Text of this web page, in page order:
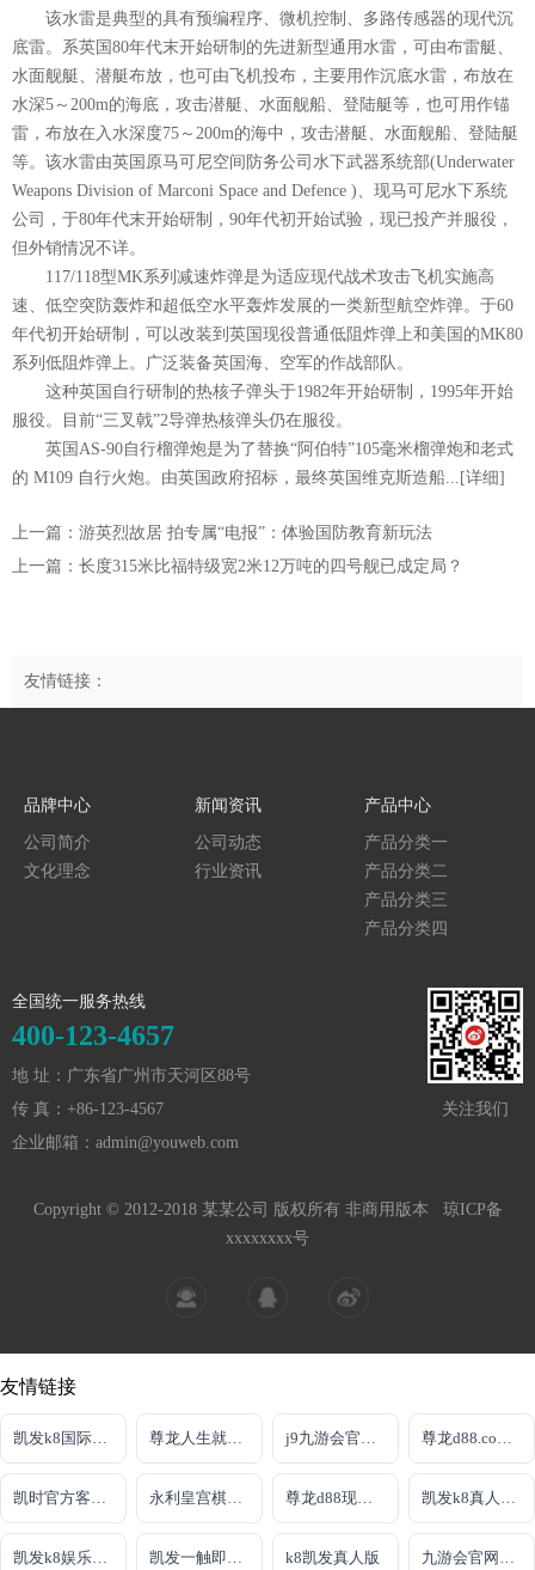
该水雷是典型的具有预编程序、微机控制、多路传感器的现代沉
底雷。系英国80年代末开始研制的先进新型通用水雷，可由布雷艇、
水面舰艇、潜艇布放，也可由飞机投布，主要用作沉底水雷，布放在
水深5～200m的海底，攻击潜艇、水面舰船、登陆艇等，也可用作锚
雷，布放在入水深度75～200m的海中，攻击潜艇、水面舰船、登陆艇
等。该水雷由英国原马可尼空间防务公司水下武器系统部(Underwater
Weapons Division of Marconi Space and Defence )、现马可尼水下系统
公司，于80年代末开始研制，90年代初开始试验，现已投产并服役，
但外销情况不详。
117/118型MK系列减速炸弹是为适应现代战术攻击飞机实施高
速、低空突防轰炸和超低空水平轰炸发展的一类新型航空炸弹。于60
年代初开始研制，可以改装到英国现役普通低阻炸弹上和美国的MK80
系列低阻炸弹上。广泛装备英国海、空军的作战部队。
这种英国自行研制的热核子弹头于1982年开始研制，1995年开始
服役。目前“三叉戟”2导弹热核弹头仍在服役。
英国AS-90自行榴弹炮是为了替换“阿伯特”105毫米榴弹炮和老式
的 M109 自行火炮。由英国政府招标，最终英国维克斯造船...[详细]
上一篇：游英烈故居 拍专属“电报”：体验国防教育新玩法
上一篇：长度315米比福特级宽2米12万吨的四号舰已成定局？
友情链接：
品牌中心
公司简介
文化理念
新闻资讯
公司动态
行业资讯
产品中心
产品分类一
产品分类二
产品分类三
产品分类四
全国统一服务热线
400-123-4657
地 址：广东省广州市天河区88号
传 真：+86-123-4567
企业邮箱：admin@youweb.com
关注我们
Copyright © 2012-2018 某某公司 版权所有 非商用版本 琼ICP备
xxxxxxxx号
友情链接
k8凯发真人版